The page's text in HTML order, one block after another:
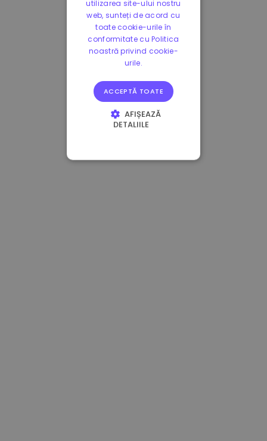
utilizarea site-ului nostru
web, sunteți de acord cu
toate cookie-urile în
conformitate cu Politica
noastră privind cookie-
urile.
ACCEPTĂ TOATE
AFIȘEAZĂ
DETALIILE